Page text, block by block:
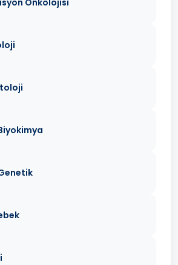
Onkolojisi